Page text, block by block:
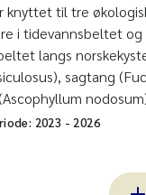
knyttet til tre
i tidevannsbeltet
langs
), sagtang (
Ascophyllum nodosum
2023 - 2026